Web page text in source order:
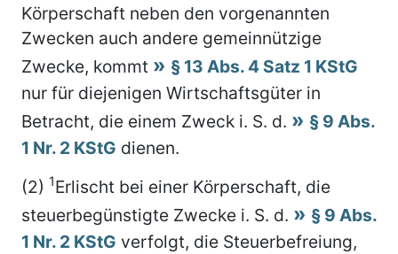
Körperschaft neben den vorgenannten
Zwecken auch andere gemeinnützige
Zwecke, kommt
§ 13 Abs. 4 Satz 1 KStG
nur für diejenigen Wirtschaftsgüter in
Betracht, die einem Zweck i. S. d.
§ 9 Abs.
1 Nr. 2 KStG dienen.
(2) 1Erlischt bei einer Körperschaft, die
steuerbegünstigte Zwecke i. S. d.
§ 9 Abs.
1 Nr. 2 KStG verfolgt, die Steuerbefreiung,